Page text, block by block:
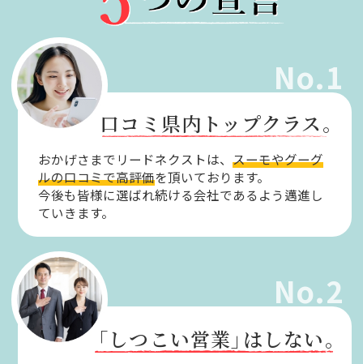
No.1
口コミ県内トップクラス。
おかげさまでリードネクストは、スーモやグーグ
ルの口コミで高評価を頂いております。
今後も皆様に選ばれ続ける会社であるよう邁進し
ていきます。
No.2
「しつこい営業」はしない。